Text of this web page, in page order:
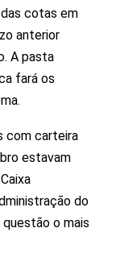
cotas em
anterior
A pasta
fará os
com carteira
estavam
do
o mais